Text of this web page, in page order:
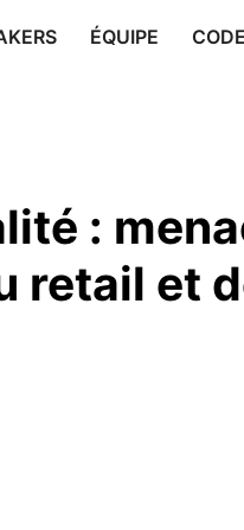
ÉQUIPE
:
retail et